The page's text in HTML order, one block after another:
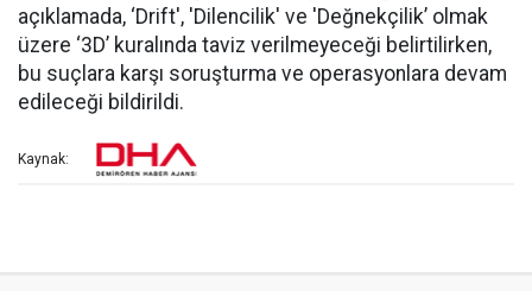
açıklamada, ‘Drift', 'Dilencilik' ve 'Değnekçilik’ olmak
üzere ‘3D’ kuralında taviz verilmeyeceği belirtilirken,
bu suçlara karşı soruşturma ve operasyonlara devam
edileceği bildirildi.
Kaynak: